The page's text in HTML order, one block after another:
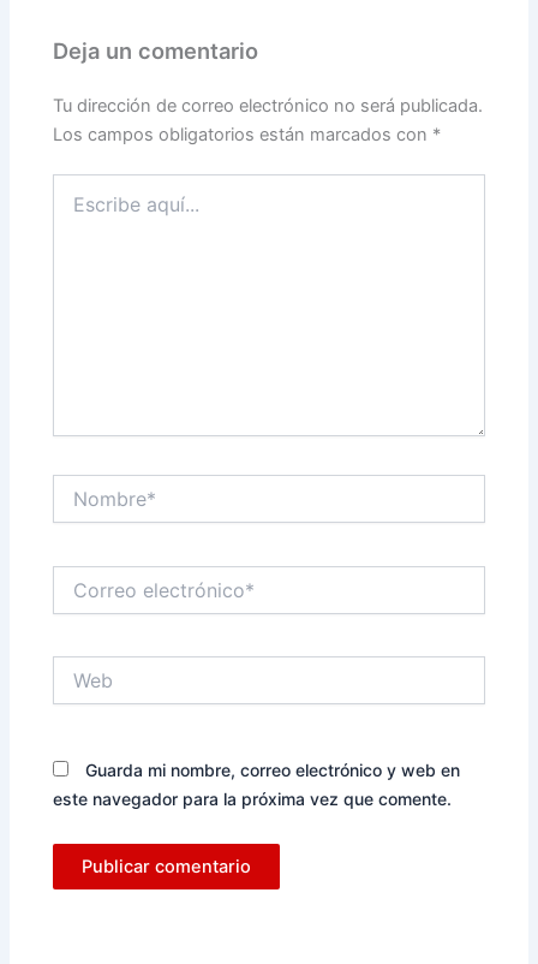
Deja un comentario
Tu dirección de correo electrónico no será publicada.
Los campos obligatorios están marcados con *
aquí...
electrónico*
Guarda mi nombre, correo electrónico y web en
este navegador para la próxima vez que comente.